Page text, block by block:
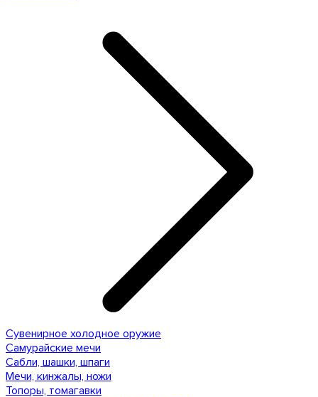
Сувенирное холодное оружие
Самурайские мечи
Сабли, шашки, шпаги
Мечи, кинжалы, ножи
Топоры, томагавки